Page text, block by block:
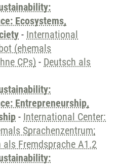
Ecosystems,
- International
(ehemals
CPs) - Deutsch als
Entrepreneurship,
- International Center:
Sprachenzentrum;
als Fremdsprache A1.2